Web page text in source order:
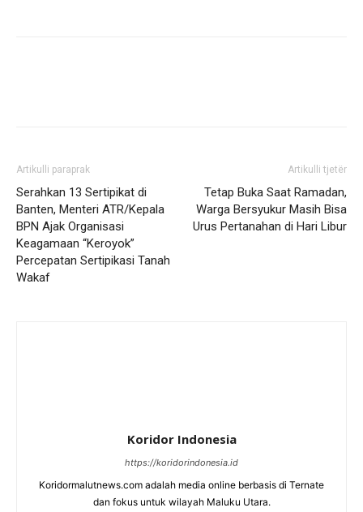
Artikulli paraprak
Serahkan 13 Sertipikat di
Banten, Menteri ATR/Kepala
BPN Ajak Organisasi
Keagamaan “Keroyok”
Percepatan Sertipikasi Tanah
Wakaf
Artikulli tjetër
Tetap Buka Saat Ramadan,
Warga Bersyukur Masih Bisa
Urus Pertanahan di Hari Libur
Koridor Indonesia
https://koridorindonesia.id
Koridormalutnews.com adalah media online berbasis di Ternate
dan fokus untuk wilayah Maluku Utara.